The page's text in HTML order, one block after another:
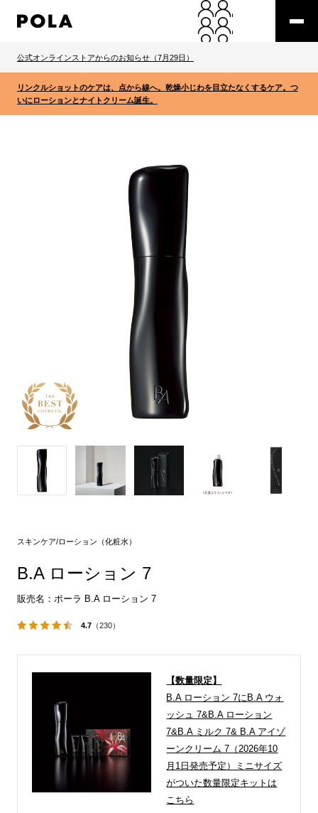
公式オンラインストアからのお知らせ（7月29日）
リンクルショットのケアは、点から線へ。乾燥小じわを目立たなくするケア。つ
いにローションとナイトクリーム誕生。
スキンケア/ローション（化粧水）
B.A ローション 7
販売名：ポーラ B.A ローション 7
4.7（230）
【数量限定】
B.A ローション 7にB.A ウォ
ッシュ 7&B.A ローション
7&B.A ミルク 7& B.A アイゾ
ーンクリーム 7（2026年10
月1日発売予定）ミニサイズ
がついた数量限定キットは
こちら